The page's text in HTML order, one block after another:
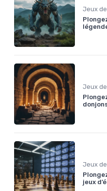
Jeux
Jeux
Jeux
jeux